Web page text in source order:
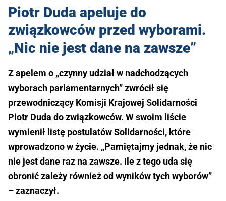
Piotr Duda apeluje do
związkowców przed wyborami.
„Nic nie jest dane na zawsze”
Z apelem o „czynny udział w nadchodzących
wyborach parlamentarnych” zwrócił się
przewodniczący Komisji Krajowej Solidarności
Piotr Duda do związkowców. W swoim liście
wymienił listę postulatów Solidarności, które
wprowadzono w życie. „Pamiętajmy jednak, że nic
nie jest dane raz na zawsze. Ile z tego uda się
obronić zależy również od wyników tych wyborów”
– zaznaczył.